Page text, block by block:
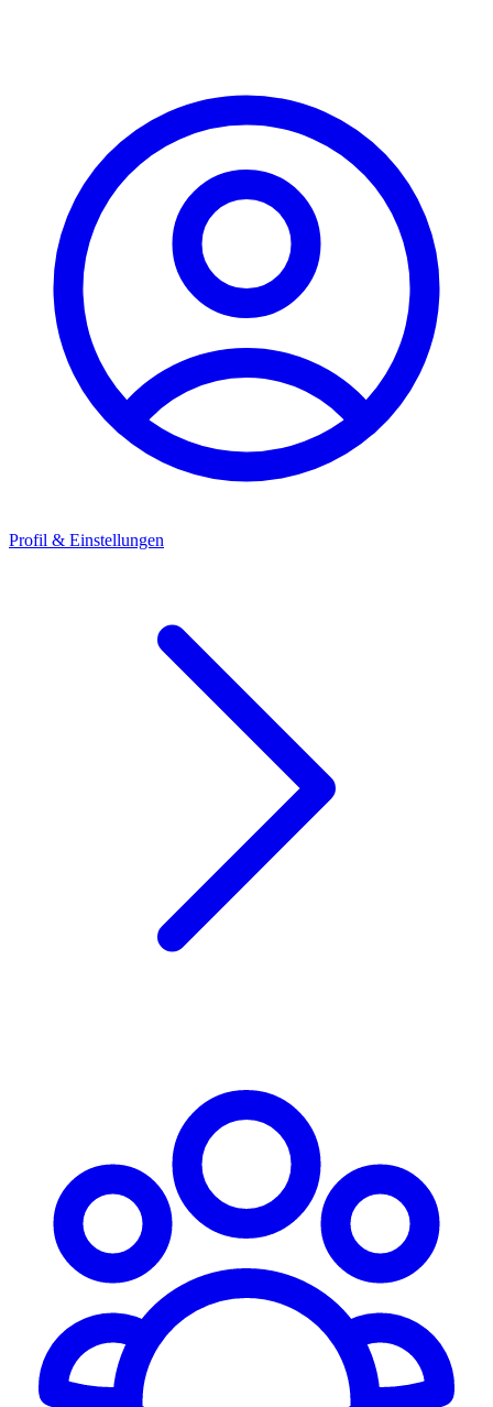
Profil & Einstellungen